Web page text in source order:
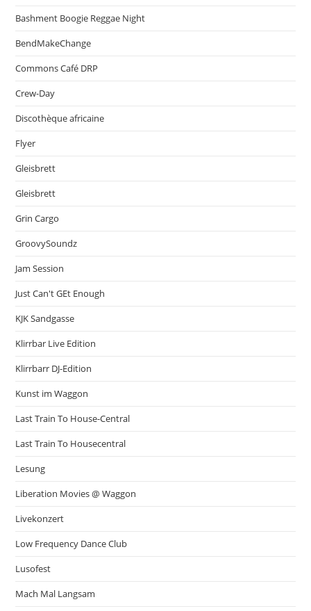
Bashment Boogie Reggae Night
BendMakeChange
Commons Café DRP
Crew-Day
Discothèque africaine
Flyer
Gleisbrett
Gleisbrett
Grin Cargo
GroovySoundz
Jam Session
Just Can't GEt Enough
KJK Sandgasse
Klirrbar Live Edition
Klirrbarr DJ-Edition
Kunst im Waggon
Last Train To House-Central
Last Train To Housecentral
Lesung
Liberation Movies @ Waggon
Livekonzert
Low Frequency Dance Club
Lusofest
Mach Mal Langsam